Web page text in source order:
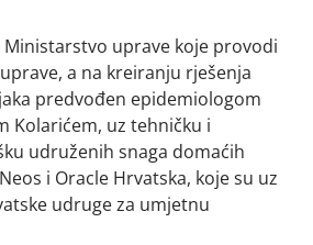
uprave koje provodi
a na kreiranju rješenja
predvođen epidemiologom
Kolarićem, uz tehničku i
udruženih snaga domaćih
i Oracle Hrvatska, koje su uz
udruge za umjetnu